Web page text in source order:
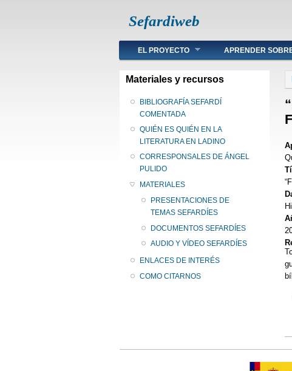
Sefardiweb
Main menu
EL PROYECTO APRENDER
Materiales y recursos
BIBLIOGRAFÍA SEFARDÍ
COMENTADA
QUIÉN ES QUIÉN EN LA
LITERATURA EN LADINO
CORRESPONSALES DE ÁNGEL
PULIDO
MATERIALES
PRESENTACIONES DE
TEMAS SEFARDÍES
DOCUMENTOS SEFARDÍES
AUDIO Y VÍDEO SEFARDÍES
ENLACES DE INTERÉS
COMO CITARNOS